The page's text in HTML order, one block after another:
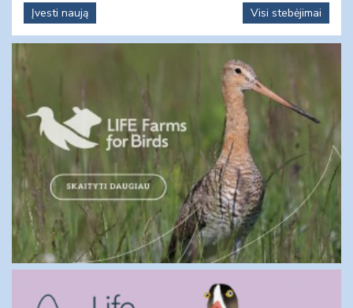
Įvesti naują
Visi stebėjimai